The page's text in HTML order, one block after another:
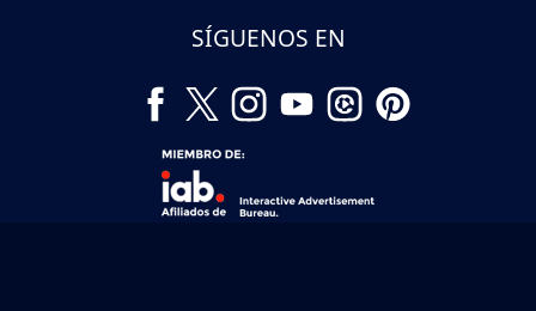
SÍGUENOS EN